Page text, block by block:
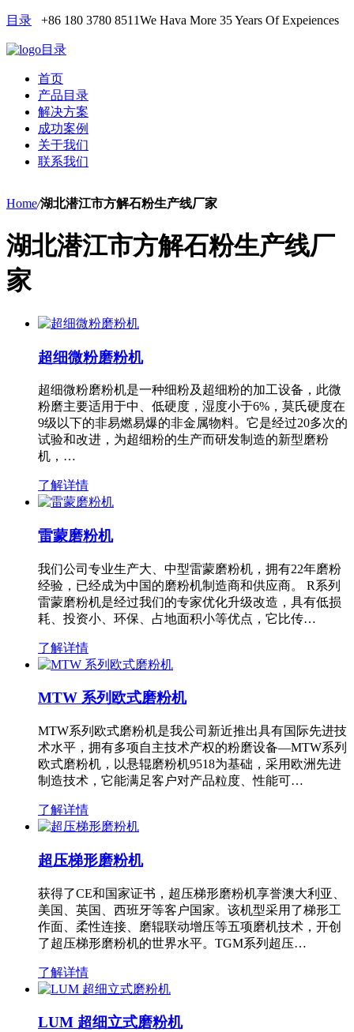
目录 +86 180 3780 8511We Hava More 35 Years Of Expeiences
目录
首页
产品目录
解决方案
成功案例
关于我们
联系我们
Home/湖北潜江市方解石粉生产线厂家
湖北潜江市方解石粉生产线厂
家
超细微粉磨粉机
超细微粉磨粉机是一种细粉及超细粉的加工设备，此微
粉磨主要适用于中、低硬度，湿度小于6%，莫氏硬度在
9级以下的非易燃易爆的非金属物料。它是经过20多次的
试验和改进，为超细粉的生产而研发制造的新型磨粉
机，…
了解详情
雷蒙磨粉机
我们公司专业生产大、中型雷蒙磨粉机，拥有22年磨粉
经验，已经成为中国的磨粉机制造商和供应商。 R系列
雷蒙磨粉机是经过我们的专家优化升级改造，具有低损
耗、投资小、环保、占地面积小等优点，它比传…
了解详情
MTW 系列欧式磨粉机
MTW系列欧式磨粉机是我公司新近推出具有国际先进技
术水平，拥有多项自主技术产权的粉磨设备—MTW系列
欧式磨粉机，以悬辊磨粉机9518为基础，采用欧洲先进
制造技术，它能满足客户对产品粒度、性能可…
了解详情
超压梯形磨粉机
获得了CE和国家证书，超压梯形磨粉机享誉澳大利亚、
美国、英国、西班牙等客户国家。该机型采用了梯形工
作面、柔性连接、磨辊联动增压等五项磨机技术，开创
了超压梯形磨粉机的世界水平。TGM系列超压…
了解详情
LUM 超细立式磨粉机